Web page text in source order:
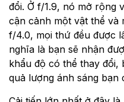
đổi. Ở f/1.9, nó mở rộng
cận cảnh một vật thể và
f/4.0, mọi thứ đều được
nghĩa là bạn sẽ nhận
khẩu độ có thể thay đổi,
quả lượng ánh sáng bạn